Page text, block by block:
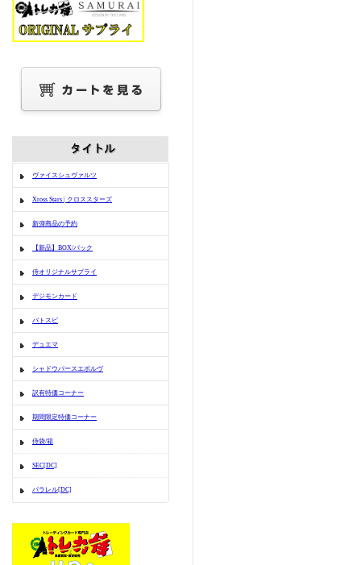
ヴァイスシュヴァルツ
Xross Stars | クロススターズ
新弾商品の予約
【新品】BOX/パック
侍オリジナルサプライ
デジモンカード
バトスピ
デュエマ
シャドウバースエボルヴ
訳有特価コーナー
期間限定特価コーナー
侍袋/箱
SEC[DC]
パラレル[DC]